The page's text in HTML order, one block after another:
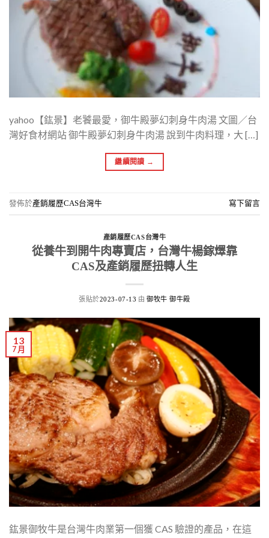
yahoo【鈜景】老饕最愛，御牛殿夢幻刺身牛肉湯 文圖／台
灣好食材網站 御牛殿夢幻刺身牛肉湯 說到牛肉料理，大 […]
繼續閱讀 →
發佈於產銷履歷CAS台灣牛 寫下留言
產銷履歷CAS台灣牛
從養牛到開牛肉專賣店，台灣牛楊鎵燡靠
CAS及產銷履歷扭轉人生
張貼於2023-07-13 由御牧牛 御牛殿
13
7 月
鈜景御牧牛是台灣牛肉業第一個獲 CAS 驗證的產品，在這